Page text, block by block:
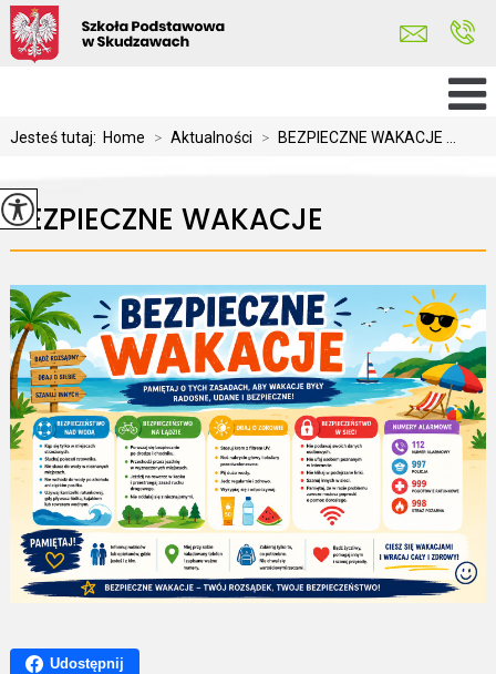
Jesteś tutaj: Home > Aktualności > BEZPIECZNE WAKACJE ...
BEZPIECZNE WAKACJE
Udostępnij